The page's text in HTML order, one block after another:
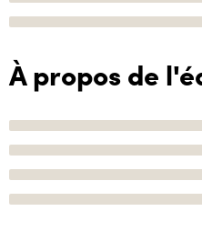
À propos de